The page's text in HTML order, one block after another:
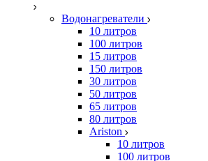
Водонагреватели
10 литров
100 литров
15 литров
150 литров
30 литров
50 литров
65 литров
80 литров
Ariston
10 литров
100 литров